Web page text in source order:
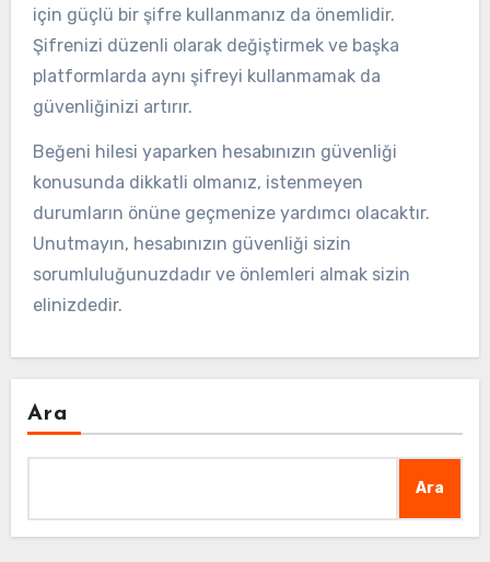
için güçlü bir şifre kullanmanız da önemlidir.
Şifrenizi düzenli olarak değiştirmek ve başka
platformlarda aynı şifreyi kullanmamak da
güvenliğinizi artırır.
Beğeni hilesi yaparken hesabınızın güvenliği
konusunda dikkatli olmanız, istenmeyen
durumların önüne geçmenize yardımcı olacaktır.
Unutmayın, hesabınızın güvenliği sizin
sorumluluğunuzdadır ve önlemleri almak sizin
elinizdedir.
Ara
Ara